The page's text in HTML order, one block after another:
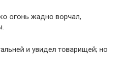
огонь жадно ворчал,
и увидел товарищей; но